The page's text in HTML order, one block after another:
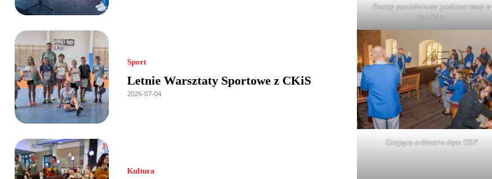
Sport
Letnie Warsztaty Sportowe z CKiS
2026-07-04
Kultura
Poczty sztandarowe podczas mszy w
kościele.
Grająca orkiestra dęta OSP.